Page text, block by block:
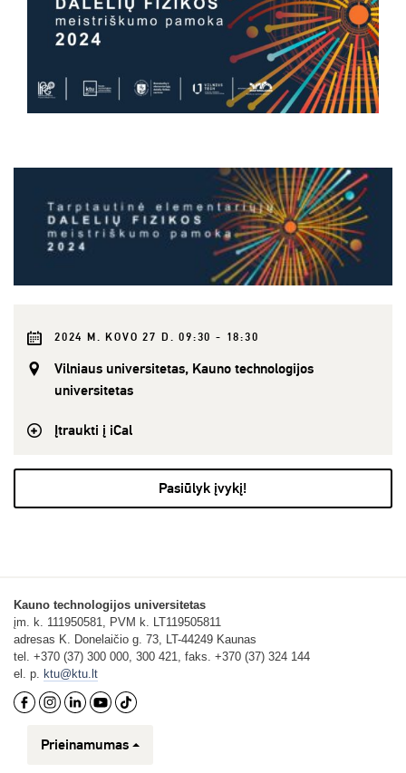
2024 M. KOVO 27 D. 09:30 - 18:30
Vilniaus universitetas, Kauno technologijos
universitetas
Įtraukti į iCal
Pasiūlyk įvykį!
Kauno technologijos universitetas
įm. k. 111950581, PVM k. LT119505811
adresas K. Donelaičio g. 73, LT-44249 Kaunas
tel. +370 (37) 300 000, 300 421, faks. +370 (37) 324 144
el. p. ktu@ktu.lt
Prieinamumas